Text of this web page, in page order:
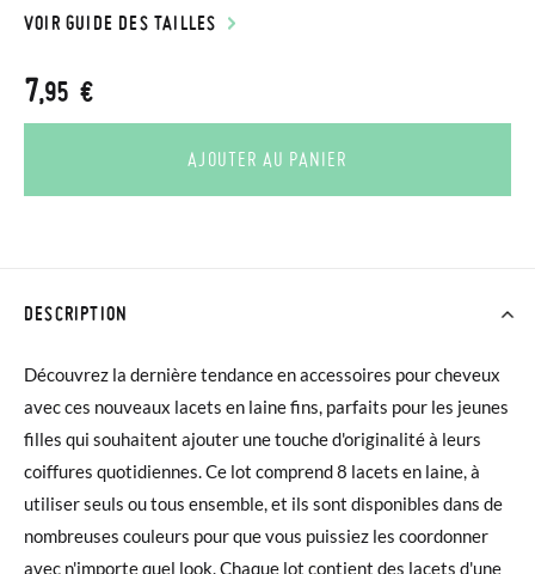
VOIR GUIDE DES TAILLES
7,95 €
AJOUTER AU PANIER
DESCRIPTION
Découvrez la dernière tendance en accessoires pour cheveux
avec ces nouveaux lacets en laine fins, parfaits pour les jeunes
filles qui souhaitent ajouter une touche d'originalité à leurs
coiffures quotidiennes. Ce lot comprend 8 lacets en laine, à
utiliser seuls ou tous ensemble, et ils sont disponibles dans de
nombreuses couleurs pour que vous puissiez les coordonner
avec n'importe quel look. Chaque lot contient des lacets d'une